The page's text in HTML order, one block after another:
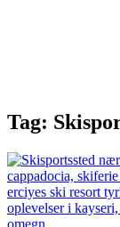
Tag: